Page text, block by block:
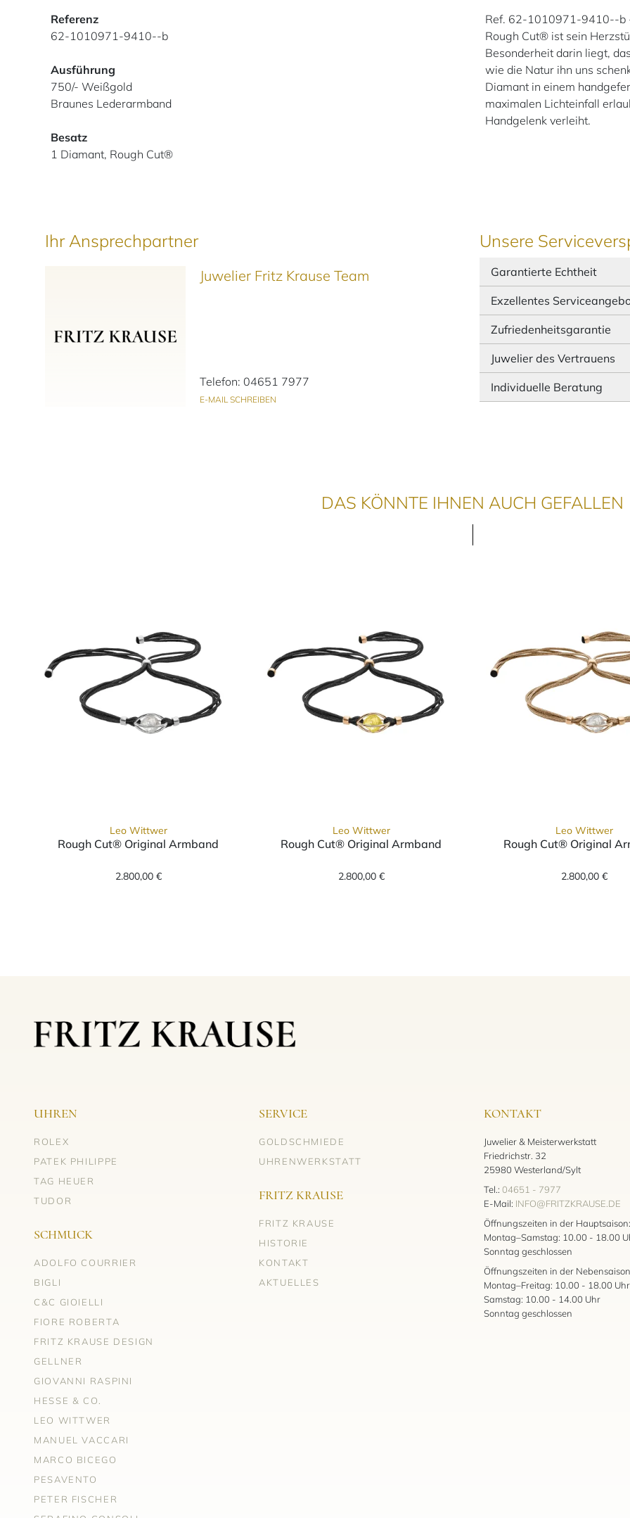
Referenz
62-1010971-9410--b
Ausführung
750/- Weißgold
Braunes Lederarmband
Besatz
1 Diamant, Rough Cut®
Ref. 62-1010971-9410--b
Rough Cut® ist sein
Besonderheit darin liegt,
wie die Natur ihn uns
Diamant in einem
maximalen Lichteinfall
Handgelenk verleiht.
Ihr Ansprechpartner
Juwelier Fritz Krause Team
Telefon: 04651 7977
E-MAIL SCHREIBEN
Unsere
Garantierte Echtheit
Exzellentes
Zufriedenheitsgarantie
Juwelier des Vertrauens
Individuelle Beratung
DAS KÖNNTE IHNEN AUCH GEFALLEN
Leo Wittwer
Rough Cut® Original Armband
2.800,00 €
Leo Wittwer
Rough Cut® Original Armband
2.800,00 €
Leo Wittwer
Rough Cut® Original
2.800,00 €
UHREN
ROLEX
PATEK PHILIPPE
TAG HEUER
TUDOR
SCHMUCK
ADOLFO COURRIER
BIGLI
C&C GIOIELLI
FIORE ROBERTA
FRITZ KRAUSE DESIGN
GELLNER
GIOVANNI RASPINI
HESSE & CO.
LEO WITTWER
MANUEL VACCARI
MARCO BICEGO
PESAVENTO
PETER FISCHER
SERVICE
GOLDSCHMIEDE
UHRENWERKSTATT
FRITZ KRAUSE
FRITZ KRAUSE
HISTORIE
KONTAKT
AKTUELLES
KONTAKT
Juwelier & Meisterwerkstatt
Friedrichstr. 32
25980 Westerland/Sylt
Tel.: 04651 - 7977
E-Mail: INFO@FRITZKRAUSE.DE
Öffnungszeiten in der Hauptsaison:
Montag–Samstag: 10.00 - 18.00
Sonntag geschlossen
Öffnungszeiten in der
Montag–Freitag: 10.00 - 18.00 Uhr
Samstag: 10.00 - 14.00 Uhr
Sonntag geschlossen